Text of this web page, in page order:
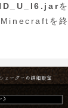
Minecraftを